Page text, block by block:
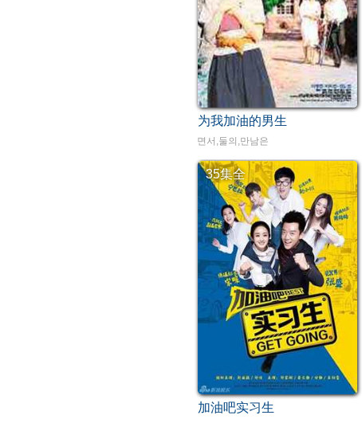
为我加油的男生
면서,둘의,만남은
35集全
加油吧实习生